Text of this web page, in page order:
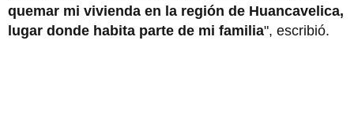
quemar mi vivienda en la región de Huancavelica,
lugar donde habita parte de mi familia", escribió.